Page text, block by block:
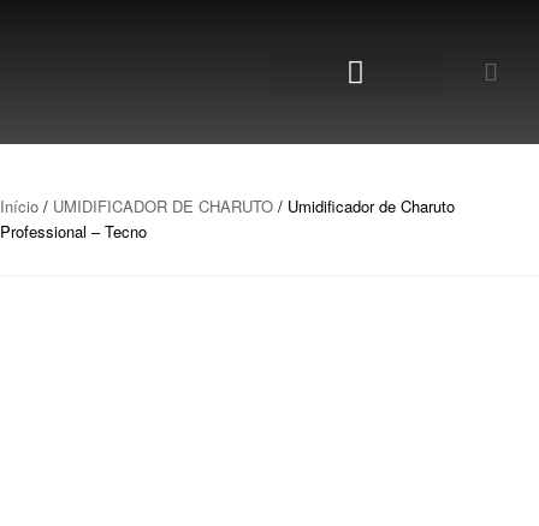
Início / UMIDIFICADOR DE CHARUTO / Umidificador de Charuto
Professional – Tecno